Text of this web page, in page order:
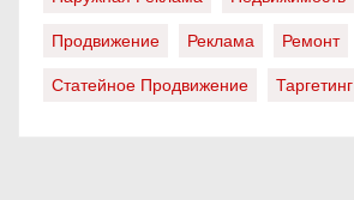
Продвижение
Реклама Ремонт
Статейное Продвижение
Таргетинг